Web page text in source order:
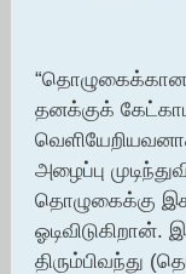
“தொழுகைக்கான
தனக்குக்
அழைப்பு
தொழுகைக்கு
ஓடிவிடுகிறான்.
திரும்பிவந்து